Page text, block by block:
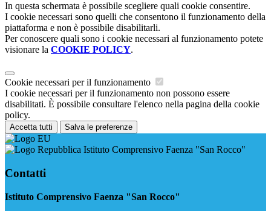
In questa schermata è possibile scegliere quali cookie consentire.
I cookie necessari sono quelli che consentono il funzionamento della
piattaforma e non è possibile disabilitarli.
Per conoscere quali sono i cookie necessari al funzionamento potete
visionare la COOKIE POLICY.
Cookie necessari per il funzionamento
I cookie necessari per il funzionamento non possono essere
disabilitati. È possibile consultare l'elenco nella pagina della cookie
policy.
Accetta tutti Salva le preferenze
Istituto Comprensivo Faenza "San Rocco"
Contatti
Istituto Comprensivo Faenza "San Rocco"